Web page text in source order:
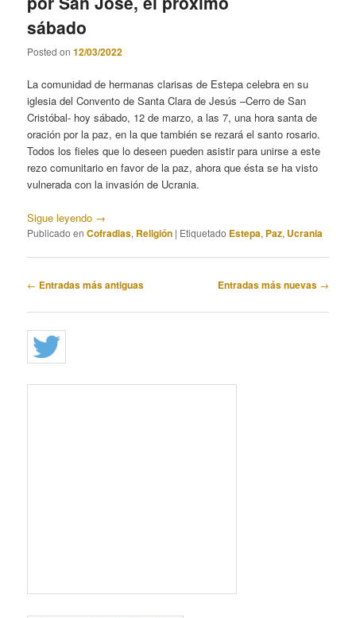
sábado
Posted on12/03/2022
La comunidad de hermanas clarisas de Estepa celebra en su
iglesia del Convento de Santa Clara de Jesús –Cerro de San
Cristóbal- hoy sábado, 12 de marzo, a las 7, una hora santa de
oración por la paz, en la que también se rezará el santo rosario.
Todos los fieles que lo deseen pueden asistir para unirse a este
rezo comunitario en favor de la paz, ahora que ésta se ha visto
vulnerada con la invasión de Ucrania.
Sigue leyendo →
Publicado en Cofradias, Religión | Etiquetado Estepa, Paz, Ucrania
Navegación
entradas
← Entradas más antiguas Entradas más nuevas →